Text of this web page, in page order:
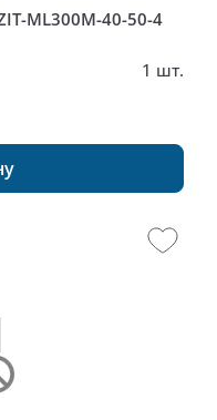
ML300М-40-50-4
1 шт.